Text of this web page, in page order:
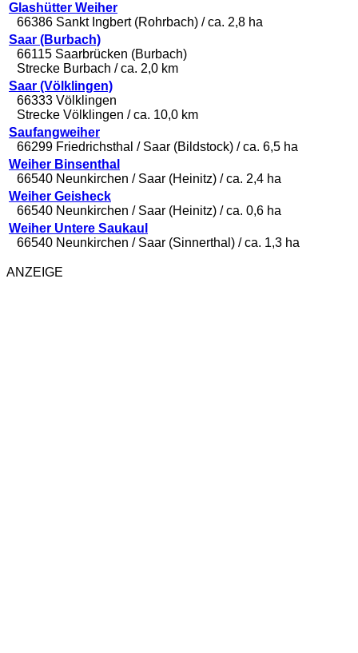
Glashütter Weiher
66386 Sankt Ingbert (Rohrbach) / ca. 2,8 ha
Saar (Burbach)
66115 Saarbrücken (Burbach)
Strecke Burbach / ca. 2,0 km
Saar (Völklingen)
66333 Völklingen
Strecke Völklingen / ca. 10,0 km
Saufangweiher
66299 Friedrichsthal / Saar (Bildstock) / ca. 6,5 ha
Weiher Binsenthal
66540 Neunkirchen / Saar (Heinitz) / ca. 2,4 ha
Weiher Geisheck
66540 Neunkirchen / Saar (Heinitz) / ca. 0,6 ha
Weiher Untere Saukaul
66540 Neunkirchen / Saar (Sinnerthal) / ca. 1,3 ha
ANZEIGE